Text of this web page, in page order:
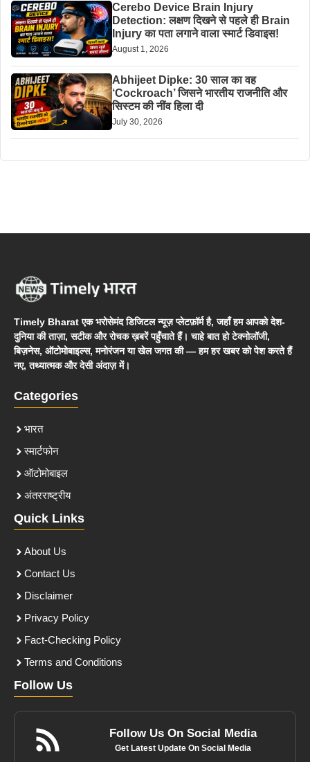
Cerebo Device Brain Injury
Detection: लक्षण दिखने से पहले ही Brain
Injury का पता लगाने वाला स्मार्ट डिवाइस!
August 1, 2026
Abhijeet Dipke: 30 साल का वह
‘Cockroach’ जिसने भारतीय राजनीति और
सिस्टम की नींव हिला दी
July 30, 2026
Timely Bharat एक भरोसेमंद डिजिटल न्यूज़ प्लेटफ़ॉर्म है, जहाँ हम आपको देश-
दुनिया की ताज़ा, सटीक और रोचक ख़बरें पहुँचाते हैं। चाहे बात हो टेक्नोलॉजी,
बिज़नेस, ऑटोमोबाइल्स, मनोरंजन या खेल जगत की — हम हर खबर को पेश करते हैं
नए, तथ्यात्मक और देसी अंदाज़ में।
Categories
भारत
स्मार्टफोन
ऑटोमोबाइल
अंतरराष्ट्रीय
Quick Links
About Us
Contact Us
Disclaimer
Privacy Policy
Fact-Checking Policy
Terms and Conditions
Follow Us
Follow Us On Social Media
Get Latest Update On Social Media